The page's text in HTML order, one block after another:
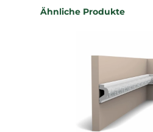
Produktgalerie überspringen
Ähnliche Produkte